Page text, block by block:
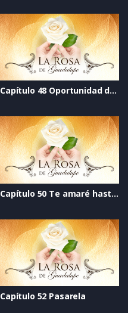
Capítulo 48 Oportunidad de vivir
Capítulo 50 Te amaré hasta el final
Capítulo 52 Pasarela